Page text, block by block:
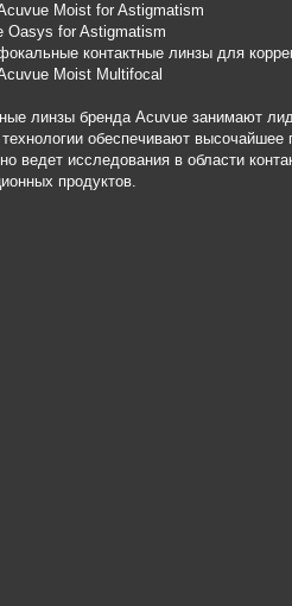
Moist for Astigmatism
Oasys for Astigmatism
контактные линзы для
Moist Multifocal
линзы бренда Acuvue занимают
обеспечивают
ведет исследования в области
продуктов.